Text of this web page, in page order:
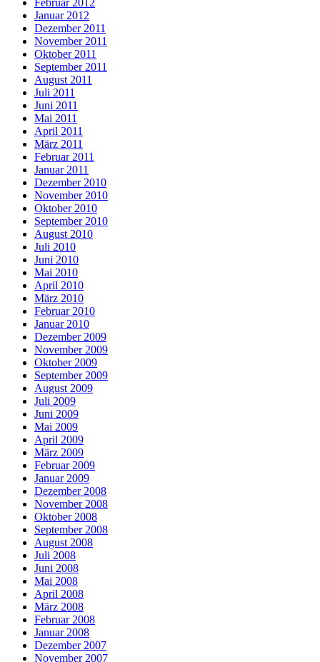
Februar 2012
Januar 2012
Dezember 2011
November 2011
Oktober 2011
September 2011
August 2011
Juli 2011
Juni 2011
Mai 2011
April 2011
März 2011
Februar 2011
Januar 2011
Dezember 2010
November 2010
Oktober 2010
September 2010
August 2010
Juli 2010
Juni 2010
Mai 2010
April 2010
März 2010
Februar 2010
Januar 2010
Dezember 2009
November 2009
Oktober 2009
September 2009
August 2009
Juli 2009
Juni 2009
Mai 2009
April 2009
März 2009
Februar 2009
Januar 2009
Dezember 2008
November 2008
Oktober 2008
September 2008
August 2008
Juli 2008
Juni 2008
Mai 2008
April 2008
März 2008
Februar 2008
Januar 2008
Dezember 2007
November 2007